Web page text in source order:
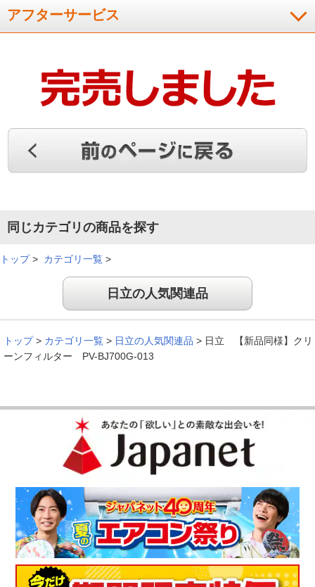
アフターサービス
同じカテゴリの商品を探す
トップ> カテゴリ一覧 >
日立の人気関連品
トップ > カテゴリ一覧 > 日立の人気関連品 > 日立 【新品同様】クリ
ーンフィルター PV-BJ700G-013